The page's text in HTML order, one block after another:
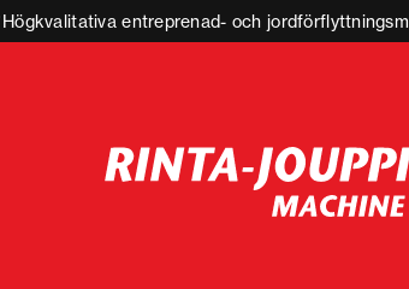
Högkvalitativa entreprenad- och jordförflyttningsm